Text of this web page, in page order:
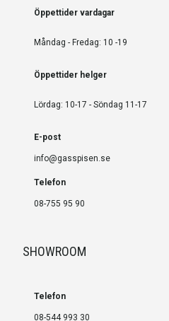
Öppettider vardagar
Måndag - Fredag: 10 -19
Öppettider helger
Lördag: 10-17 - Söndag 11-17
E-post
info@gasspisen.se
Telefon
08-755 95 90
SHOWROOM
Telefon
08-544 993 30